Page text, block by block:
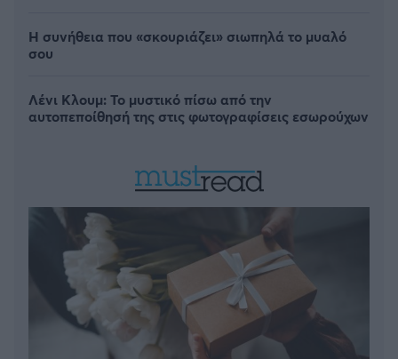
Η συνήθεια που «σκουριάζει» σιωπηλά το μυαλό
σου
Λένι Κλουμ: Το μυστικό πίσω από την
αυτοπεποίθησή της στις φωτογραφίσεις εσωρούχων